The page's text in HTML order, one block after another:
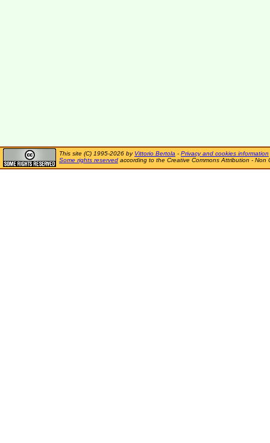
This site (C) 1995-2026 by Vittorio Bertola - Privacy and cookies information
Some rights reserved according to the Creative Commons Attribution - Non